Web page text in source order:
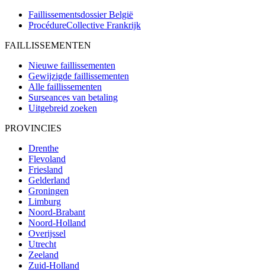
Faillissementsdossier België
ProcédureCollective Frankrijk
FAILLISSEMENTEN
Nieuwe faillissementen
Gewijzigde faillissementen
Alle faillissementen
Surseances van betaling
Uitgebreid zoeken
PROVINCIES
Drenthe
Flevoland
Friesland
Gelderland
Groningen
Limburg
Noord-Brabant
Noord-Holland
Overijssel
Utrecht
Zeeland
Zuid-Holland